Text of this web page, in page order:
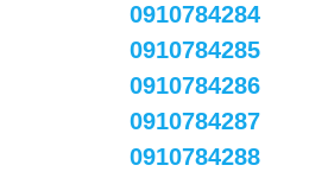
0910784284
0910784285
0910784286
0910784287
0910784288